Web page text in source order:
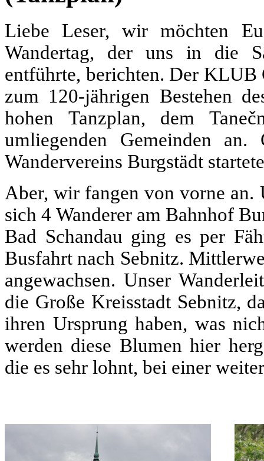
Liebe Leser, wir möchten
Wandertag, der uns in die
entführte, berichten. Der
zum 120-jährigen Bestehen
hohen Tanzplan, dem
umliegenden Gemeinden
Wandervereins Burgstädt
Aber, wir fangen von vorne
sich 4 Wanderer am Bahnhof
Bad Schandau ging es per
Busfahrt nach Sebnitz.
angewachsen. Unser
die Große Kreisstadt Sebnitz,
ihren Ursprung haben, was
werden diese Blumen hier
die es sehr lohnt, bei einer